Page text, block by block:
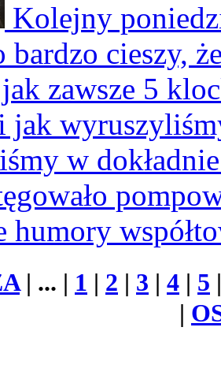
Kolejny
bardzo cieszy,
zawsze 5
jak
w
humory
| ... | 1 | 2 | 3 | 4 | 5
|